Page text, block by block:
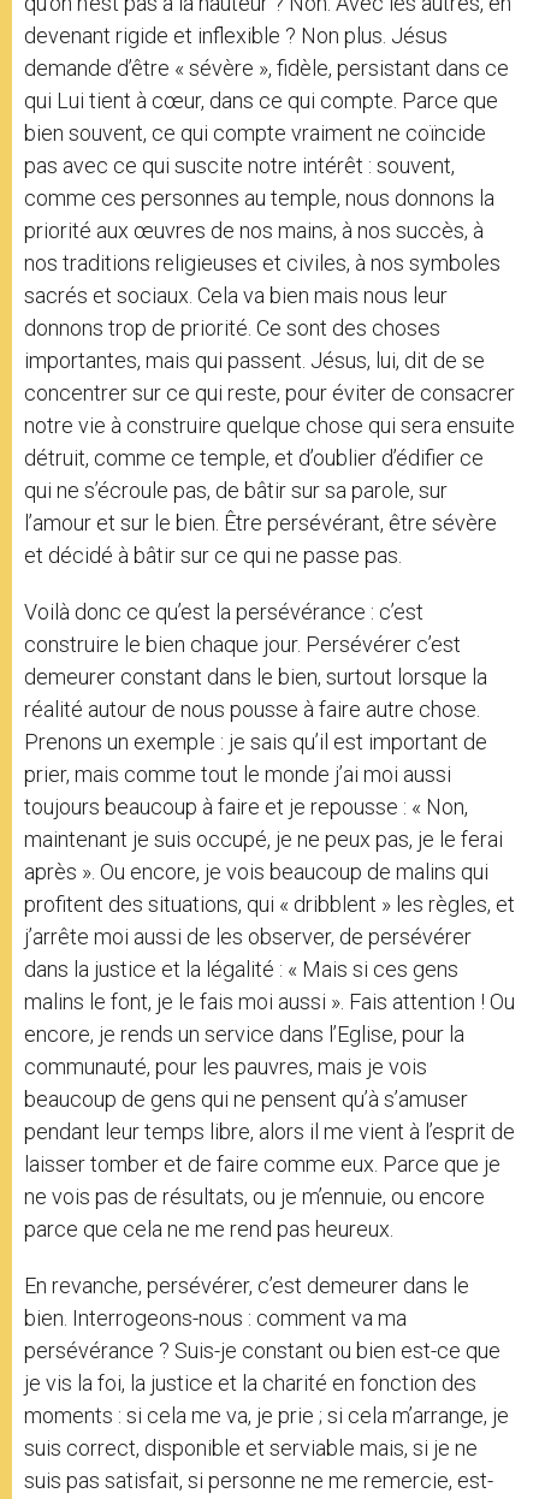
devenant rigide et inflexible ? Non plus. Jésus
demande d’être « sévère », fidèle, persistant dans ce
qui Lui tient à cœur, dans ce qui compte. Parce que
bien souvent, ce qui compte vraiment ne coïncide
pas avec ce qui suscite notre intérêt : souvent,
comme ces personnes au temple, nous donnons la
priorité aux œuvres de nos mains, à nos succès, à
nos traditions religieuses et civiles, à nos symboles
sacrés et sociaux. Cela va bien mais nous leur
donnons trop de priorité. Ce sont des choses
importantes, mais qui passent. Jésus, lui, dit de se
concentrer sur ce qui reste, pour éviter de consacrer
notre vie à construire quelque chose qui sera ensuite
détruit, comme ce temple, et d’oublier d’édifier ce
qui ne s’écroule pas, de bâtir sur sa parole, sur
l’amour et sur le bien. Être persévérant, être sévère
et décidé à bâtir sur ce qui ne passe pas.
Voilà donc ce qu’est la persévérance : c’est
construire le bien chaque jour. Persévérer c’est
demeurer constant dans le bien, surtout lorsque la
réalité autour de nous pousse à faire autre chose.
Prenons un exemple : je sais qu’il est important de
prier, mais comme tout le monde j’ai moi aussi
toujours beaucoup à faire et je repousse : « Non,
maintenant je suis occupé, je ne peux pas, je le ferai
après ». Ou encore, je vois beaucoup de malins qui
profitent des situations, qui « dribblent » les règles, et
j’arrête moi aussi de les observer, de persévérer
dans la justice et la légalité : « Mais si ces gens
malins le font, je le fais moi aussi ». Fais attention ! Ou
encore, je rends un service dans l’Eglise, pour la
communauté, pour les pauvres, mais je vois
beaucoup de gens qui ne pensent qu’à s’amuser
pendant leur temps libre, alors il me vient à l’esprit de
laisser tomber et de faire comme eux. Parce que je
ne vois pas de résultats, ou je m’ennuie, ou encore
parce que cela ne me rend pas heureux.
En revanche, persévérer, c’est demeurer dans le
bien. Interrogeons-nous : comment va ma
persévérance ? Suis-je constant ou bien est-ce que
je vis la foi, la justice et la charité en fonction des
moments : si cela me va, je prie ; si cela m’arrange, je
suis correct, disponible et serviable mais, si je ne
suis pas satisfait, si personne ne me remercie, est-